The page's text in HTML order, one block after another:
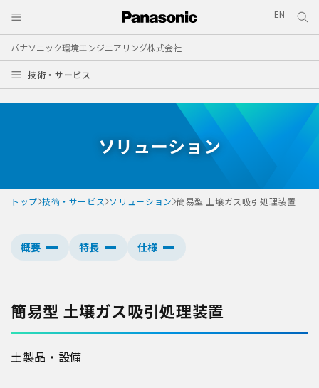
パナソニック環境エンジニアリング株式会社
EN
技術・サービス
ソリューション
トップ 技術・サービス ソリューション 簡易型 土壌ガス吸引処理装置
概要 特長 仕様
簡易型 土壌ガス吸引処理装置
土製品・設備